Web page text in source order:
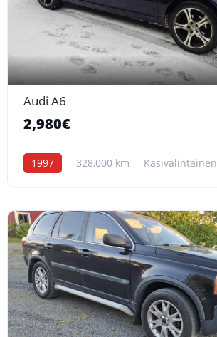
Audi A6
2,980€
1997 328,000 km Käsivalintainen